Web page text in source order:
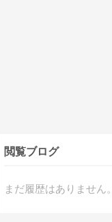
閲覧ブログ
まだ履歴はありません。